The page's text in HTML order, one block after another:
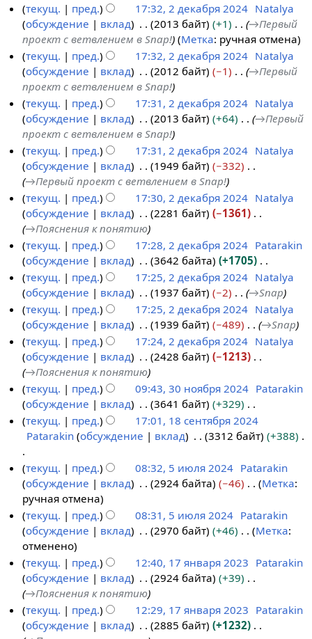
текущ.
пред. 17:32, 2 декабря 2024 Natalya
обсуждение
вклад 2013 байт +1 →Первый
проект с ветвлением в Snap!
Метка: ручная отмена
текущ.
пред. 17:32, 2 декабря 2024 Natalya
обсуждение
вклад 2012 байт −1 →Первый
проект с ветвлением в Snap!
текущ.
пред. 17:31, 2 декабря 2024 Natalya
обсуждение
вклад 2013 байт +64 →Первый
проект с ветвлением в Snap!
текущ.
пред. 17:31, 2 декабря 2024 Natalya
обсуждение
вклад 1949 байт
−332
→Первый проект с ветвлением в Snap!
текущ.
пред. 17:30, 2 декабря 2024 Natalya
обсуждение
вклад 2281 байт
−1361
→Пояснения к понятию
текущ.
пред. 17:28, 2 декабря 2024 Patarakin
обсуждение
вклад 3642 байта
+1705
Н
е
т
о
п
и
с
а
н
и
я
п
р
а
в
к
и
текущ. пред. 17:25, 2 декабря 2024 Natalya
обсуждение
вклад 1937 байт −2 →Snap
текущ.
пред. 17:25, 2 декабря 2024 Natalya
обсуждение
вклад 1939 байт −489 →Snap
текущ.
пред. 17:24, 2 декабря 2024 Natalya
обсуждение
вклад 2428 байт
−1213
→Пояснения к понятию
0
я
я
2
текущ. пред. 09:43, 30 ноября 2024 Patarakin
обсуждение
вклад 3641 байт
+329
Н
е
о
п
и
с
а
н
и
я
п
р
а
в
с
т
р
0
текущ. пред.
17:01, 18 сентября 2024
Patarakin обсуждение вклад 3312 байт +388
Н
е
т
о
п
и
с
а
н
и
я
п
ю
2
4
текущ. пред. 08:32, 5 июля 2024 Patarakin
обсуждение
вклад 2924 байта
−46
Н
е
т
о
п
и
с
а
н
и
Метка:
ручная отмена
текущ.
пред. 08:31, 5 июля 2024 Patarakin
обсуждение
вклад 2970 байт
+46
Н
е
т
о
п
и
Метка:
отменено
я
текущ. пред. 12:40, 17 января 2023 Patarakin
обсуждение
вклад 2924 байта
+39
→Пояснения к понятию
текущ.
пред. 12:29, 17 января 2023 Patarakin
обсуждение
вклад 2885 байт
+1232